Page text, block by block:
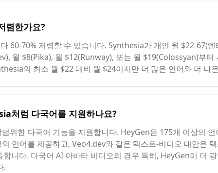
렴한가요?
60-70% 저렴할 수 있습니다. Synthesia가 개인 월 $22-67(
월 $8(Pika), 월 $12(Runway), 또는 월 $19(Colossyan)부터
의 최소 월 $22 대비 월 $24이지만 더 많은 언어와 더 나
처럼 다국어를 지원하나요?
위한 다국어 기능을 지원합니다. HeyGen은 175개 이상의
언어를 제공하고, Veo4.dev와 같은 텍스트-비디오 대안은
니다. 다국어 AI 아바타 비디오의 경우 특히, HeyGen이 더
.